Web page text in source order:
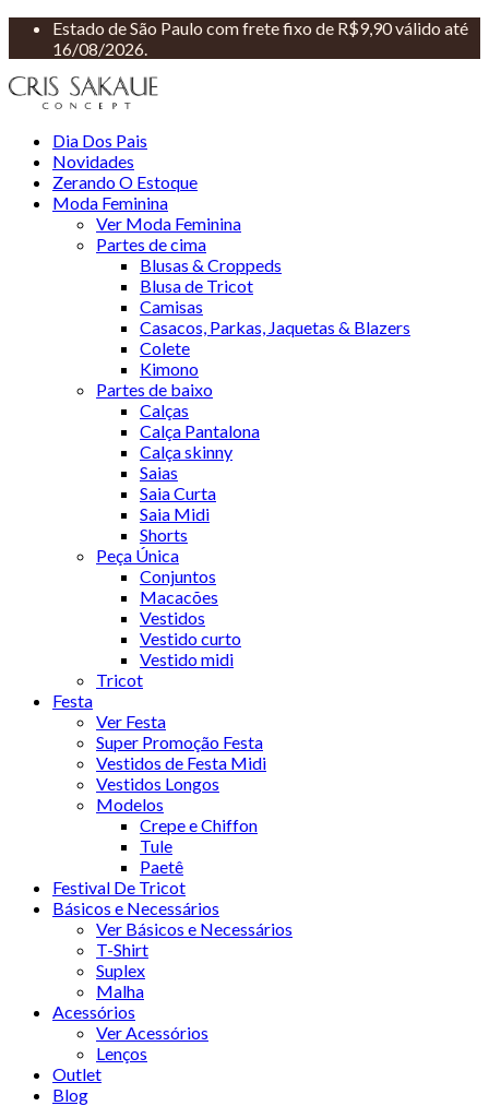
Estado de São Paulo com frete fixo de R$9,90 válido até
16/08/2026.
Dia Dos Pais
Novidades
Zerando O Estoque
Moda Feminina
Ver Moda Feminina
Partes de cima
Blusas & Croppeds
Blusa de Tricot
Camisas
Casacos, Parkas, Jaquetas & Blazers
Colete
Kimono
Partes de baixo
Calças
Calça Pantalona
Calça skinny
Saias
Saia Curta
Saia Midi
Shorts
Peça Única
Conjuntos
Macacões
Vestidos
Vestido curto
Vestido midi
Tricot
Festa
Ver Festa
Super Promoção Festa
Vestidos de Festa Midi
Vestidos Longos
Modelos
Crepe e Chiffon
Tule
Paetê
Festival De Tricot
Básicos e Necessários
Ver Básicos e Necessários
T-Shirt
Suplex
Malha
Acessórios
Ver Acessórios
Lenços
Outlet
Blog